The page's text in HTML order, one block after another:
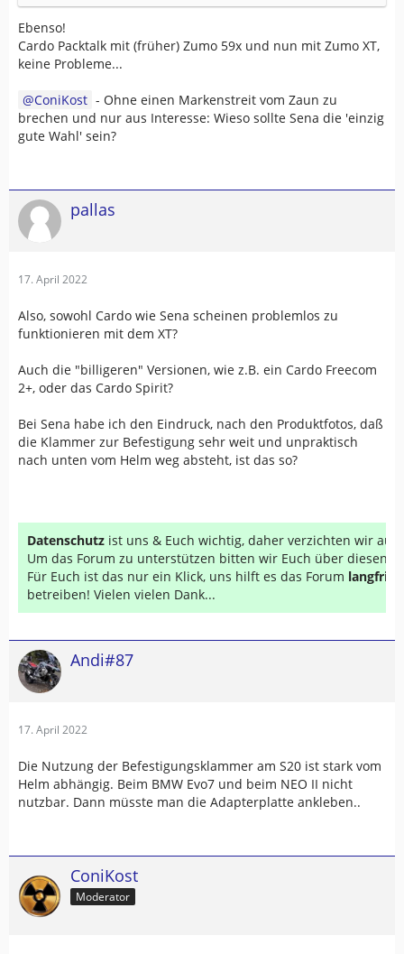
Ebenso!
Cardo Packtalk mit (früher) Zumo 59x und nun mit Zumo XT,
keine Probleme...
ConiKost - Ohne einen Markenstreit vom Zaun zu
brechen und nur aus Interesse: Wieso sollte Sena die 'einzig
gute Wahl' sein?
pallas
17. April 2022
Also, sowohl Cardo wie Sena scheinen problemlos zu
funktionieren mit dem XT?
Auch die "billigeren" Versionen, wie z.B. ein Cardo Freecom
2+, oder das Cardo Spirit?
Bei Sena habe ich den Eindruck, nach den Produktfotos, daß
die Klammer zur Befestigung sehr weit und unpraktisch
nach unten vom Helm weg absteht, ist das so?
Datenschutz ist uns & Euch wichtig, daher verzichten wir auf
Um das Forum zu unterstützen bitten wir Euch über diesen
Für Euch ist das nur ein Klick, uns hilft es das Forum
betreiben! Vielen vielen Dank...
Andi#87
17. April 2022
Die Nutzung der Befestigungsklammer am S20 ist stark vom
Helm abhängig. Beim BMW Evo7 und beim NEO II nicht
nutzbar. Dann müsste man die Adapterplatte ankleben..
ConiKost
Moderator